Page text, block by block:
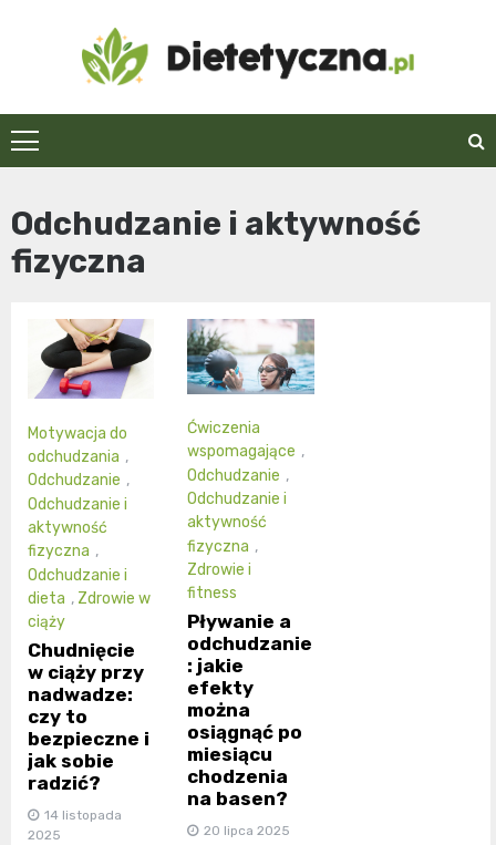
Dietetyczna.pl
Odchudzanie i aktywność
fizyczna
Motywacja do
odchudzania ,
Odchudzanie ,
Odchudzanie i
aktywność
fizyczna ,
Odchudzanie i
dieta , Zdrowie w
ciąży
Chudnięcie
w ciąży przy
nadwadze:
czy to
bezpieczne i
jak sobie
radzić?
14 listopada
2025
Ćwiczenia
wspomagające ,
Odchudzanie ,
Odchudzanie i
aktywność
fizyczna ,
Zdrowie i
fitness
Pływanie a
odchudzanie
: jakie
efekty
można
osiągnąć po
miesiącu
chodzenia
na basen?
20 lipca 2025